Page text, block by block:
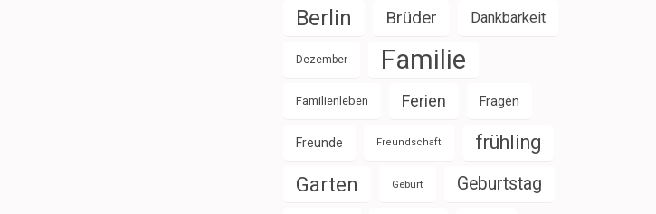
Berlin Brüder Dankbarkeit
Dezember Familie
Familienleben Ferien Fragen
Freunde Freundschaft frühling
Garten Geburt Geburtstag